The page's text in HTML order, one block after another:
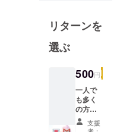
開中
学び舎めぶ
きクト/心の
木を育むオ
ンライン家
MEBUKI
リターンを
選ぶ
500円
一人で
も多く
の方と
考える
きっか
支援